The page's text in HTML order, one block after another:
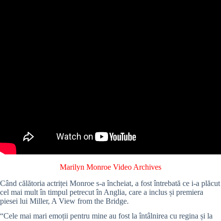
Marilyn Monroe Video Archives
Când călătoria actriței Monroe s-a încheiat, a fost întrebată ce i-a plăcut
cel mai mult în timpul petrecut în Anglia, care a inclus și premiera
piesei lui Miller, A View from the Bridge.
“Cele mai mari emoții pentru mine au fost la întâlnirea cu regina și la